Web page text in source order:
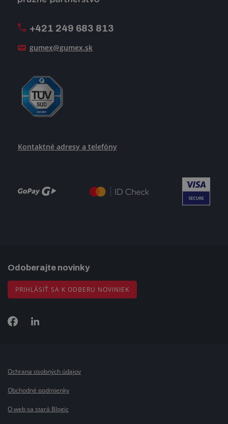
+421 249 683 813
gumex@gumex.sk
Kontaktné adresy a telefóny
Firemný časopis Géčko
Odoberajte novinky
PRIHLÁSIŤ SA K ODBERU NOVINIEK
Ochrana osobných údajov
Obchodné podmienky
O web sa stará Blogic